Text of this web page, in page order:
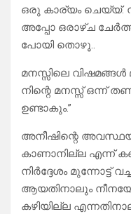
ഒരു കാര്യം ചെയ്യ്.
അപ്പോ ഒരാഴ്ച
പോയി തൊഴൂ..
മനസ്സിലെ
നിന്റെ മനസ്സ് ഒന്ന്
ഉണ്ടാകും.”
അനീഷിന്റെ
കാണാനില്ല എന്ന്
നിർദ്ദേശം മുന്നോട്ട്
ആയതിനാലും
കഴിയില്ല